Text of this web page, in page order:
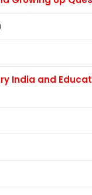
India and